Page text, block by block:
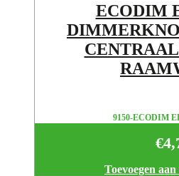
ECODIM
9150-ECODIM
€
Toevoegen